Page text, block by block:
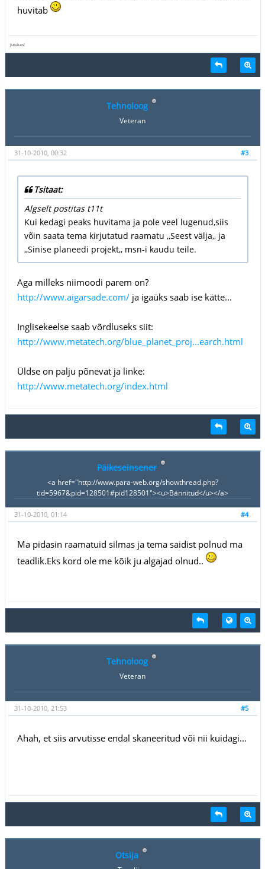
huvitab
Jutukas!
Tehnoloog
Veteran
#3
31-10-2010, 00:32
Tsitaat:
Algselt postitas t11t
Kui kedagi peaks huvitama ja pole veel lugenud,siis
võin saata tema kirjutatud raamatu ,,Seest välja,, ja
,,Sinise planeedi projekt,, msn-i kaudu teile.
Aga milleks niimoodi parem on?
http://www.aigarsade.com/ja igaüks saab ise kätte...
Inglisekeelse saab võrdluseks siit:
http://www.metatech.org/blue_planet_proj...earch.html
Üldse on palju põnevat ja linke:
http://www.metatech.org/index.html
Päikeseinsener
<a href="http://www.para-web.org/showthread.php?
tid=5967&pid=128501#pid128501"><u>Bännitud</u></a>
#4
31-10-2010, 01:14
Ma pidasin raamatuid silmas ja tema saidist polnud ma
teadlik.Eks kord ole me kõik ju algajad olnud..
Tehnoloog
Veteran
#5
31-10-2010, 21:53
Ahah, et siis arvutisse endal skaneeritud või nii kuidagi...
Otsija